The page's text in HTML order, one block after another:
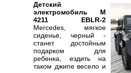
Детский
электромобиль M
4211 EBLR-2
Mercedes, мягкое
сиденье, черный -
станет достойным
подарком для
ребенка, ездить на
таком джипе весело и